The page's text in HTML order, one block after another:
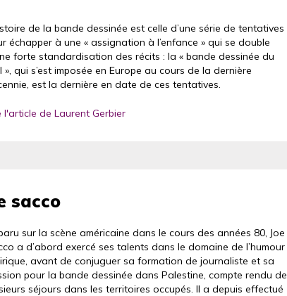
de la bande dessinée est celle d’une série de tentatives
échapper à une « assignation à l’enfance » qui se double
forte standardisation des récits : la « bande dessinée du
», qui s’est imposée en Europe au cours de la dernière
est la dernière en date de ces tentatives.
l'article de Laurent Gerbier
sacco
sur la scène américaine dans le cours des années 80, Joe
a d’abord exercé ses talents dans le domaine de l’humour
avant de conjuguer sa formation de journaliste et sa
pour la bande dessinée dans Palestine, compte rendu de
séjours dans les territoires occupés. Il a depuis effectué